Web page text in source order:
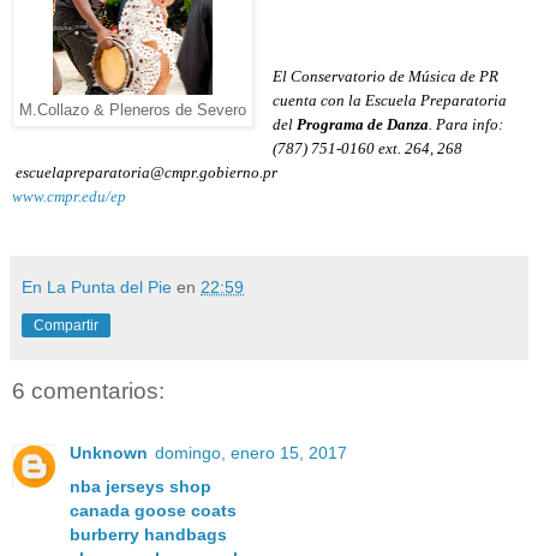
M.Collazo & Pleneros de Severo
El Conservatorio de Música de PR
cuenta con la Escuela Preparatoria
del Programa de Danza. Para info:
(787) 751-0160 ext. 264, 268
escuelapreparatoria@cmpr.gobierno.pr
www.cmpr.edu/ep
En La Punta del Pie en 22:59
Compartir
6 comentarios:
Unknown domingo, enero 15, 2017
nba jerseys shop
canada goose coats
burberry handbags